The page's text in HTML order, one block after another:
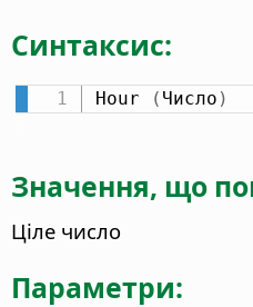
Синтаксис:
Hour ( Число )
Значення, що
Ціле число
Параметри: